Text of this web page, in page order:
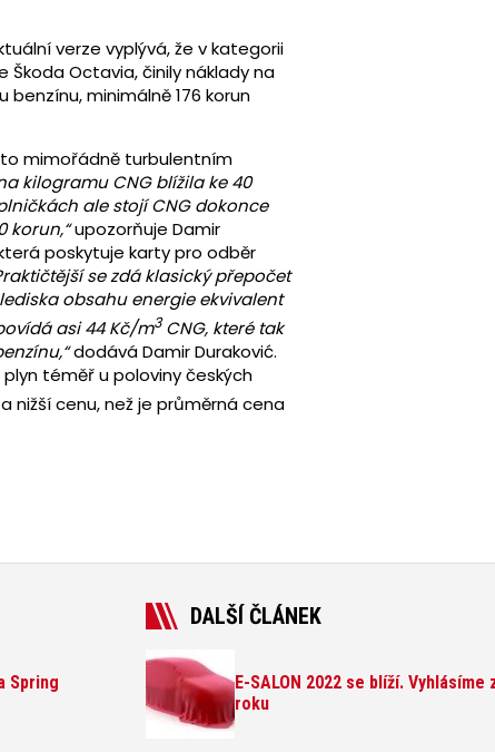
verze vyplývá, že v kategorii
Octavia, činily náklady na
minimálně 176 korun
mimořádně turbulentním
kilogramu CNG blížila ke 40
ale stojí CNG dokonce
korun,“upozorňuje Damir
poskytuje karty pro odběr
se zdá klasický přepočet
obsahu energie ekvivalent
asi 44 Kč/m3CNG, které tak
dodává Damir Duraković.
téměř u poloviny českých
nižší cenu, než je průměrná cena
Spring
DALŠÍ ČLÁNEK
E-SALON 2022 se blíží.
roku